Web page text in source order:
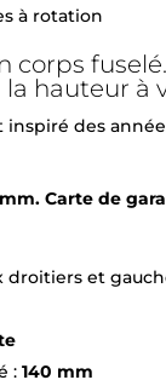
à rotation
corps
hauteur à
des
Carte de
droitiers et
: 140 mm